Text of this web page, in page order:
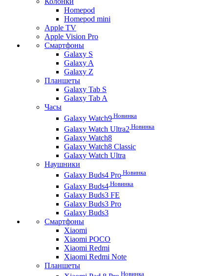
Homepod
Homepod mini
Apple TV
Apple Vision Pro
Смартфоны
Galaxy S
Galaxy A
Galaxy Z
Планшеты
Galaxy Tab S
Galaxy Tab A
Часы
Galaxy Watch9 Новинка
Galaxy Watch Ultra2 Новинка
Galaxy Watch8
Galaxy Watch8 Classic
Galaxy Watch Ultra
Наушники
Galaxy Buds4 Pro Новинка
Galaxy Buds4 Новинка
Galaxy Buds3 FE
Galaxy Buds3 Pro
Galaxy Buds3
Смартфоны
Xiaomi
Xiaomi POCO
Xiaomi Redmi
Xiaomi Redmi Note
Планшеты
Новинка